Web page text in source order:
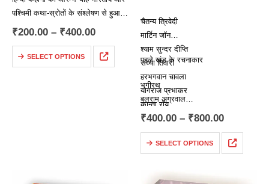
पश्चिमी कथा-स्रोतों के संश्लेषण से हुआ
हो, हिन्दी लघुकथा का वर्तमान रूप विशुद्ध
है। भारतीय समाज में…
₹200.00 – ₹400.00
SELECT OPTIONS
चैतन्य त्रिवेदी
मार्टिन जॉन
श्याम सुन्दर दीप्ति
संध्या तिवारी
हरभगवान चावला
योगराज प्रभाकर
कान्ता रॉय
अन्तरा करवड़
पहले खंड के रचनाकार
भगीरथ
बलराम अग्रवाल
अशोक भाटिया
₹400.00 – ₹800.00
SELECT OPTIONS